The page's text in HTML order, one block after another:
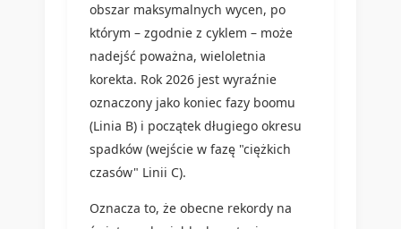
obszar maksymalnych wycen, po
którym – zgodnie z cyklem – może
nadejść poważna, wieloletnia
korekta. Rok 2026 jest wyraźnie
oznaczony jako koniec fazy boomu
(Linia B) i początek długiego okresu
spadków (wejście w fazę "ciężkich
czasów" Linii C).
Oznacza to, że obecne rekordy na